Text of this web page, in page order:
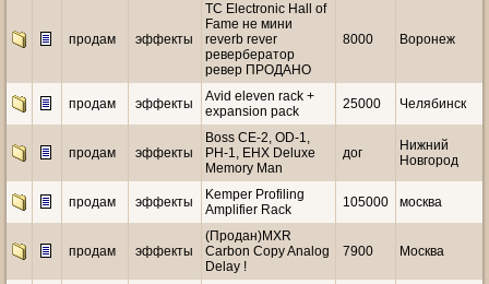
продам эффекты
TC Electronic Hall of
Fame не мини
reverb rever
ревербератор
ревер ПРОДАНО
8000 Воронеж
продам эффекты
Avid eleven rack +
expansion pack
25000 Челябинск
продам эффекты
Boss CE-2, OD-1,
PH-1, EHX Deluxe
Memory Man
дог
Нижний
Новгород
продам эффекты
Kemper Profiling
Amplifier Rack
105000 москва
продам эффекты
(Продан)MXR
Carbon Copy Analog
Delay !
7900 Москва